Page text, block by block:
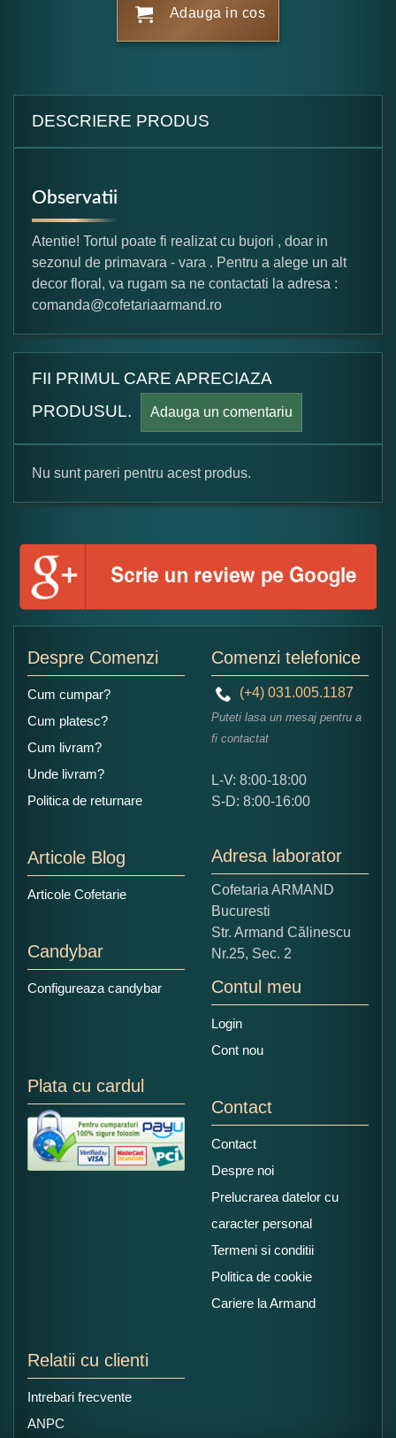
Adauga in cos
DESCRIERE PRODUS
Observatii
Atentie! Tortul poate fi realizat cu bujori , doar in
sezonul de primavara - vara . Pentru a alege un alt
decor floral, va rugam sa ne contactati la adresa :
comanda@cofetariaarmand.ro
FII PRIMUL CARE APRECIAZA
PRODUSUL.
Adauga un comentariu
Formular pareri client
Numele dumneavoastra:
Ce nota acordati acestui produs?
5
Copiati alaturi numarul din imagine:
Nu sunt pareri pentru acest produs.
Despre Comenzi
Cum cumpar?
Cum platesc?
Cum livram?
Unde livram?
Politica de returnare
Articole Blog
Articole Cofetarie
Candybar
Configureaza candybar
Comenzi telefonice
(+4) 031.005.1187
Puteti lasa un mesaj pentru a
fi contactat
L-V: 8:00-18:00
S-D: 8:00-16:00
Adresa laborator
Cofetaria ARMAND
Bucuresti
Str. Armand Călinescu
Nr.25, Sec. 2
Contul meu
Login
Cont nou
Plata cu cardul
Contact
Contact
Despre noi
Prelucrarea datelor cu
caracter personal
Termeni si conditii
Politica de cookie
Cariere la Armand
Relatii cu clienti
Intrebari frecvente
ANPC